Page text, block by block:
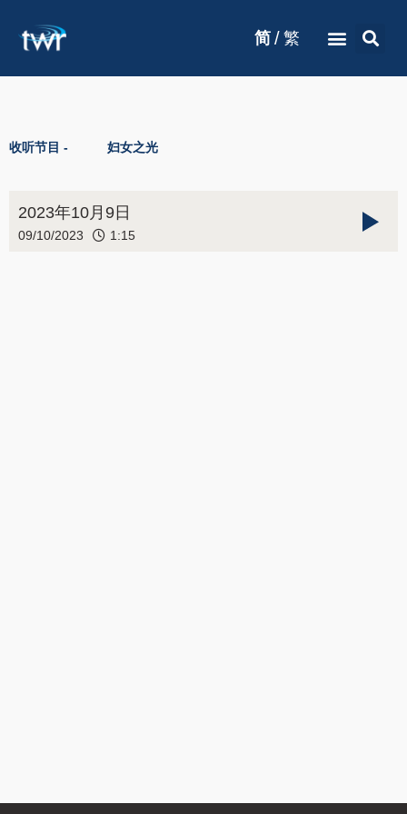
简 / 繁
收听节目 - 妇女之光
2023年10月9日
09/10/2023 1:15